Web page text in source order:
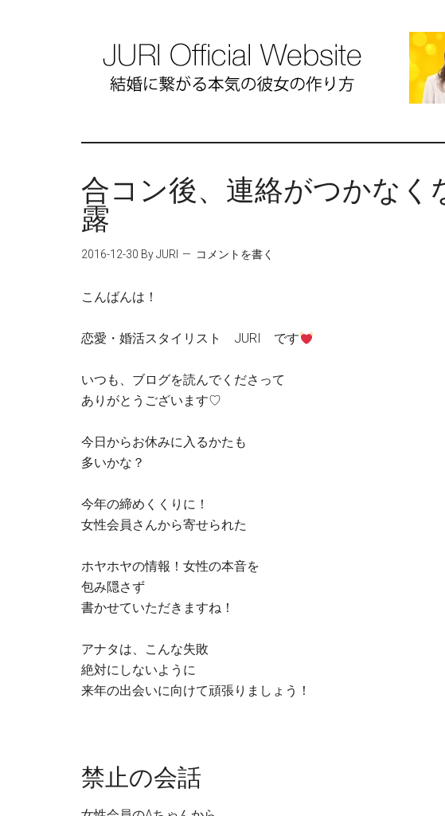
合コン後、連絡がつかなく
露
2016-12-30 By JURI コメントを書く
こんばんは！
恋愛・婚活スタイリスト JURI です
いつも、ブログを読んでくださって
ありがとうございます♡
今日からお休みに入るかたも
多いかな？
今年の締めくくりに！
女性会員さんから寄せられた
ホヤホヤの情報！女性の本音を
包み隠さず
書かせていただきますね！
アナタは、こんな失敗
絶対にしないように
来年の出会いに向けて頑張りましょう！
禁止の会話